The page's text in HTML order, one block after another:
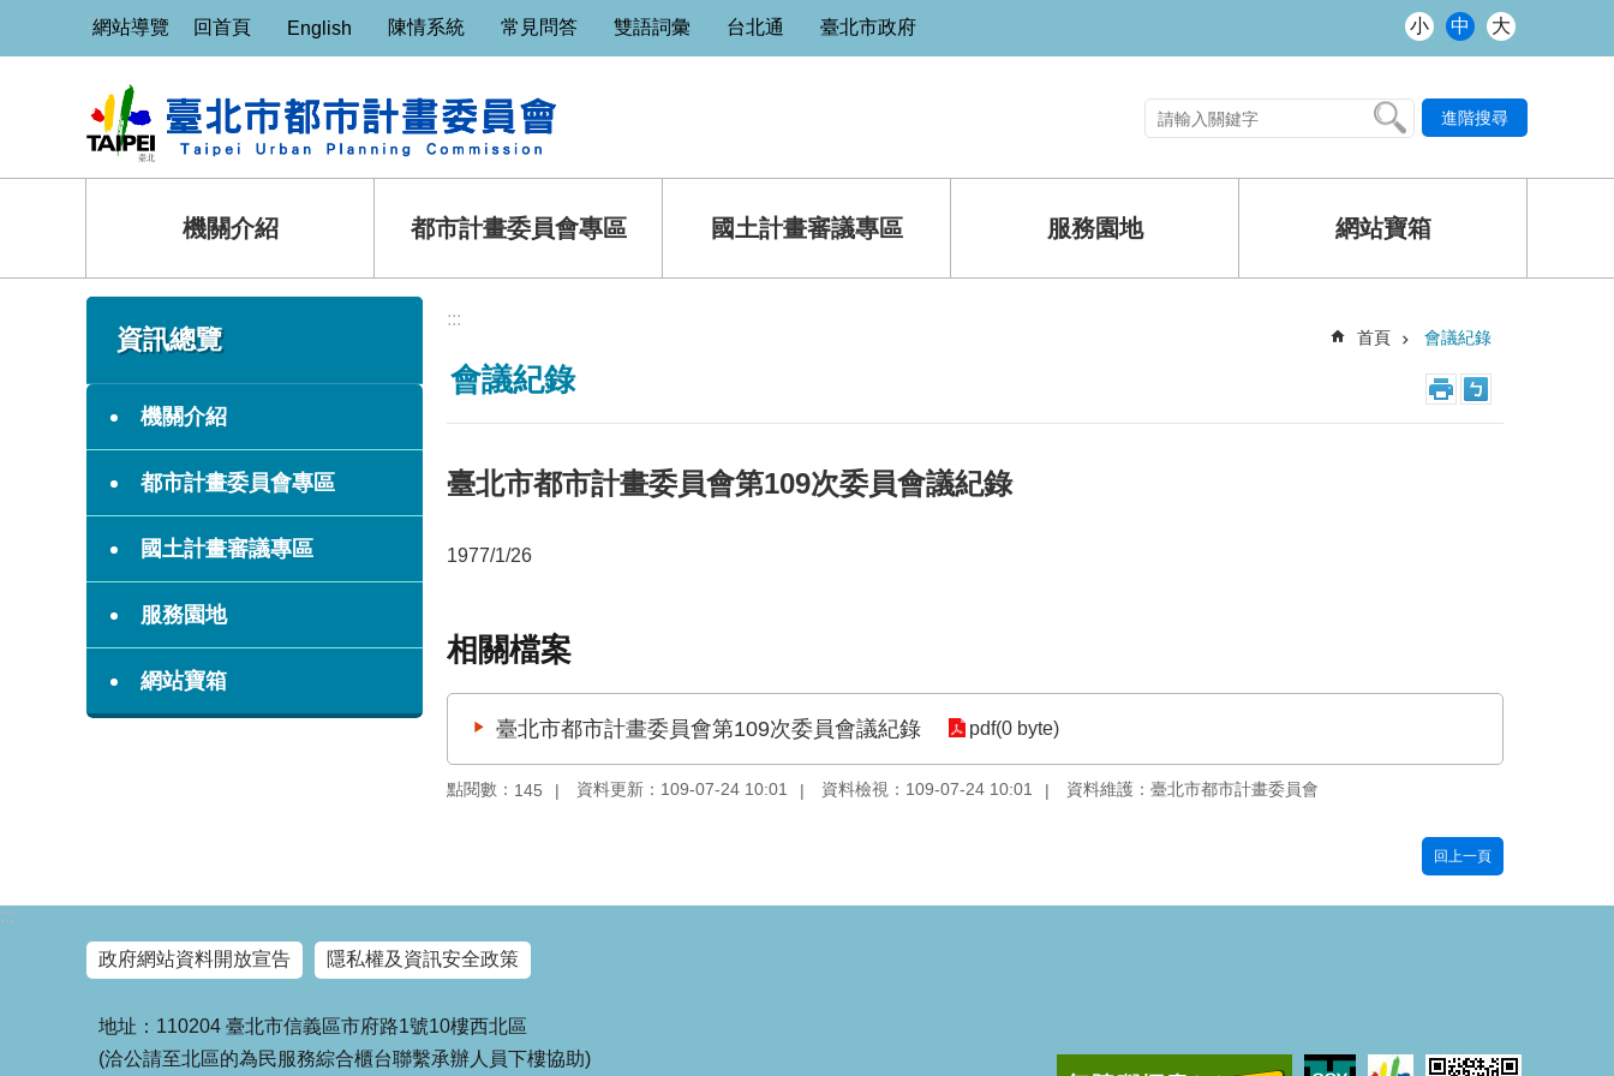
跳到主要內容區塊
:::網站導覽 回首頁 English 陳情系統 常見問答 雙語詞彙 台北通 臺北市政府 小 中 大
進階搜尋
機關介紹 都市計畫委員會專區 國土計畫審議專區 服務園地 網站寶箱
:::
資訊總覽
機關介紹
都市計畫委員會專區
國土計畫審議專區
服務園地
網站寶箱
:::
首頁 會議紀錄
會議紀錄
臺北市都市計畫委員會第109次委員會議紀錄
1977/1/26
相關檔案
臺北市都市計畫委員會第109次委員會議紀錄 pdf(0 byte)
點閱數： 145 資料更新：109-07-24 10:01 資料檢視：109-07-24 10:01 資料維護：臺北市都市計畫委員會
回上一頁
:::
政府網站資料開放宣告 隱私權及資訊安全政策
地址：110204 臺北市信義區市府路1號10樓西北區
(洽公請至北區的為民服務綜合櫃台聯繫承辦人員下樓協助)